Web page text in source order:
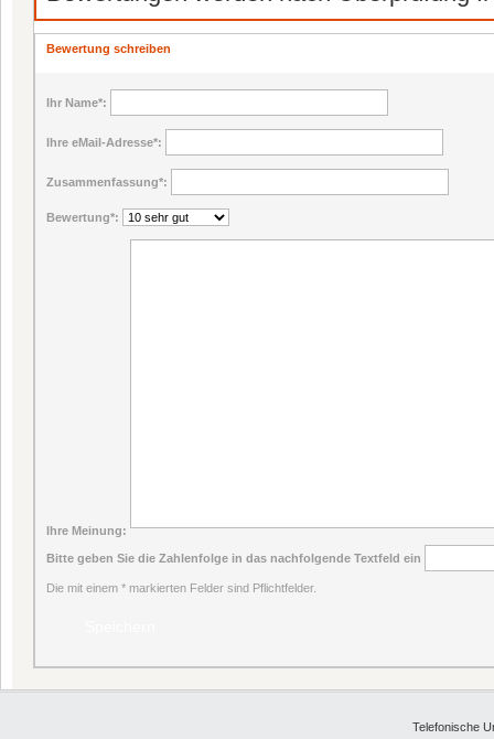
Bewertung schreiben
Ihr Name*:
Ihre eMail-Adresse*:
Zusammenfassung*:
Bewertung*:
Ihre Meinung:
Bitte geben Sie die Zahlenfolge in das nachfolgende Textfeld ein
Die mit einem * markierten Felder sind Pflichtfelder.
Telefonische